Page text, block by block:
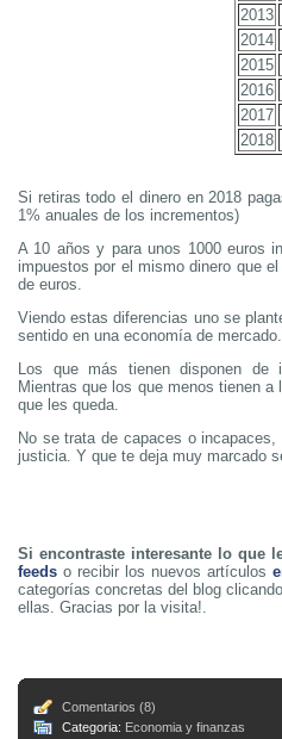
2013
2014
2015
2016
2017
2018
Si retiras todo el dinero en 2018
1% anuales de los incrementos)
A 10 años y para unos 1000 euros
impuestos por el mismo dinero que
de euros.
Viendo estas diferencias uno se
sentido en una economía de mercado.
Los que más tienen disponen de
Mientras que los que menos tienen
que les queda.
No se trata de capaces o
justicia. Y que te deja muy marcado
Si encontraste interesante lo que
feeds o recibir los nuevos artículos
categorías concretas del blog
ellas. Gracias por la visita!.
Comentarios (8)
Categoria: Economia y finanzas